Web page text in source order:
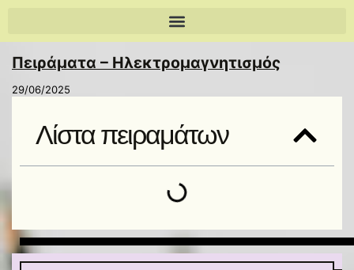
Πειράματα – Ηλεκτρομαγνητισμός
29/06/2025
Λίστα πειραμάτων